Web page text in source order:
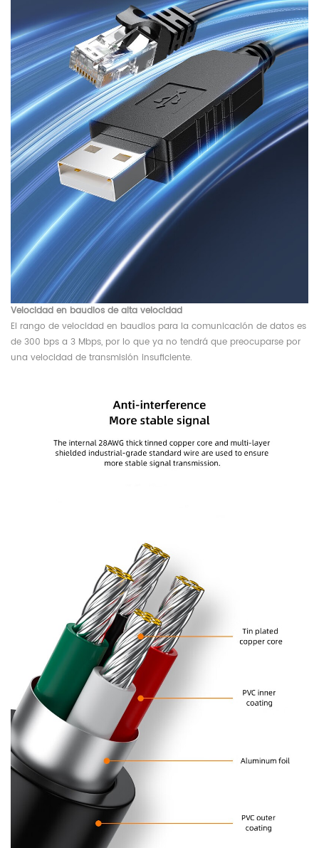
Velocidad en baudios de alta velocidad
El rango de velocidad en baudios para la comunicación de datos es
de 300 bps a 3 Mbps, por lo que ya no tendrá que preocuparse por
una velocidad de transmisión insuficiente.